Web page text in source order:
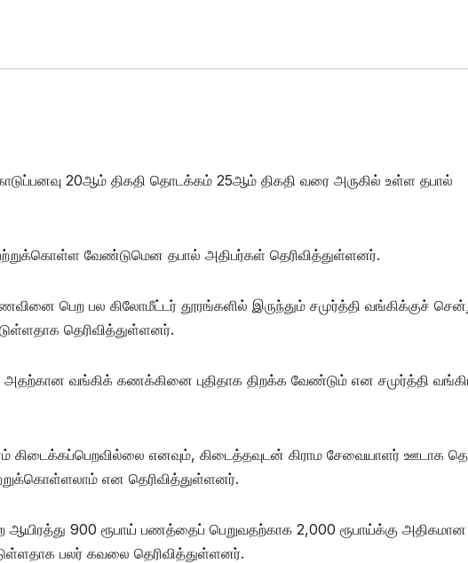
20ஆம் திகதி தொடக்கம் 25ஆம் திகதி வரை அருகில் உள்ள தபால்
வேண்டுமென தபால் அதிபர்கள் தெரிவித்துள்ளனர்.
பெற பல கிலோமீட்டர் தூரங்களில் இருந்தும் சமுர்த்தி வங்கிக்குச்
தெரிவித்துள்ளனர்.
வங்கிக் கணக்கினை புதிதாக திறக்க வேண்டும் என சமுர்த்தி
கிடைக்கப்பெறவில்லை எனவும், கிடைத்தவுடன் கிராம சேவையாளர் ஊடாக
என தெரிவித்துள்ளனர்.
900 ரூபாய் பணத்தைப் பெறுவதற்காக 2,000 ரூபாய்க்கு அதிகமான
பலர் கவலை தெரிவித்துள்ளனர்.